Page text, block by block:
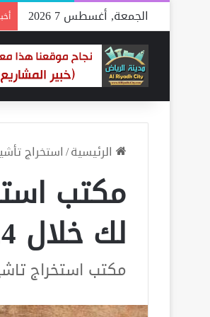
الجمعة, أغسطس 7 2026
الرئيسية/استخراج
مكتب
لك خلال 24 ساعة
مكتب استخراج